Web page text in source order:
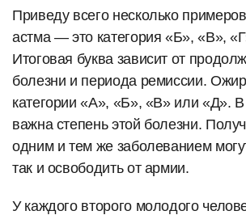
Приведу всего несколько
астма — это категория «Б», «В»,
Итоговая буква зависит от
болезни и периода ремиссии.
категории «А», «Б», «В» или «Д».
важна степень этой болезни.
одним и тем же заболеванием
так и освободить от армии.
У каждого второго молодого